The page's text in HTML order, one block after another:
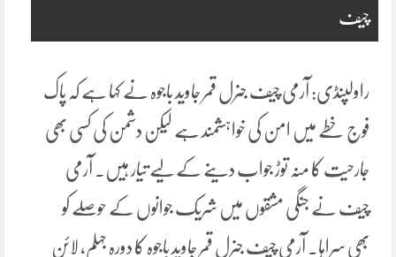
چیف
راولپنڈی: آرمی چیف جنرل قمر جاوید باجوہ نے کہا ہے کہ پاک
فوج خطے میں امن کی خواہشمند ہے لیکن دشمن کی کسی بھی
جارحیت کا منہ توڑ جواب دینے کے لیے تیار ہیں۔ آرمی
چیف نے جنگی مشقوں میں شریک جوانوں کے حوصلے کو
بھی سراہا۔ آرمی چیف جنرل قمر جاوید باجوہ کا دورہ جہلم، لائن